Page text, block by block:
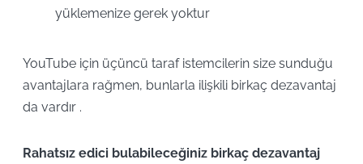
yüklemenize gerek yoktur
YouTube için üçüncü taraf istemcilerin size sunduğu
avantajlara rağmen, bunlarla ilişkili birkaç dezavantaj
da vardır .
Rahatsız edici bulabileceğiniz birkaç dezavantaj